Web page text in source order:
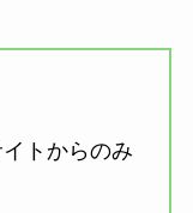
トからのみ